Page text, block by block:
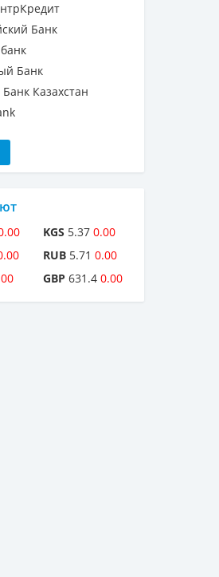
Банк
Банк
Казахстан
KGS 5.37 0.00
RUB 5.71 0.00
GBP 631.4 0.00